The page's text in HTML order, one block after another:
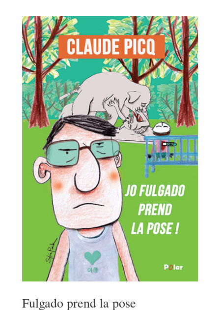
Fulgado prend la pose